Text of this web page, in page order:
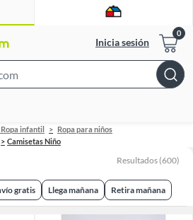
Inicia sesión
Bar
infantil
Ropa para niños
Camisetas Niño
Resultados (600)
gratis Llega mañana Retira mañana